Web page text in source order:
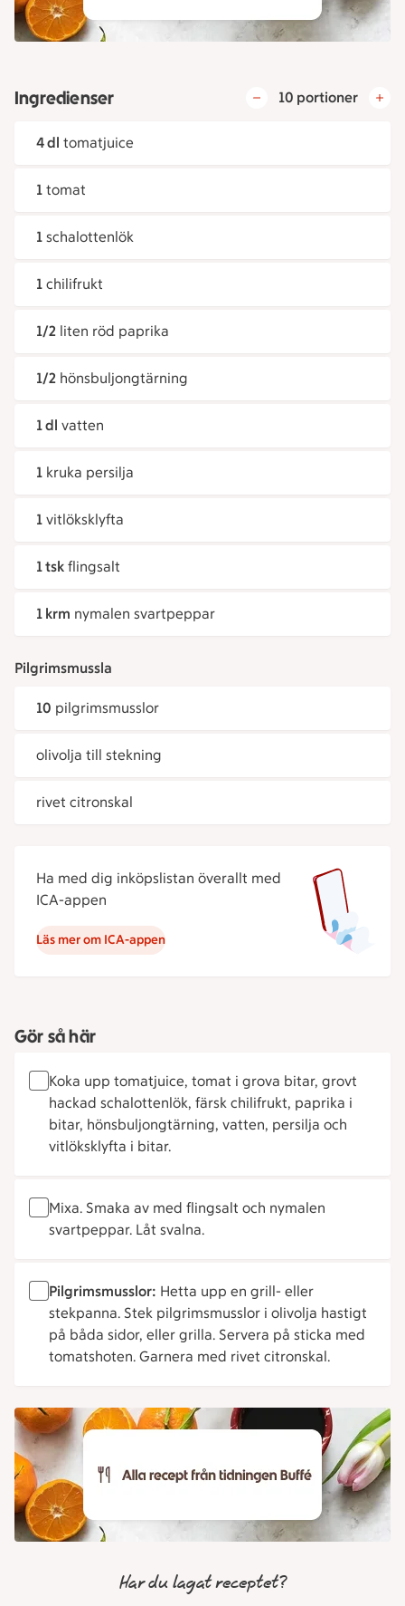
Ingredienser 10 portioner
4 dl tomatjuice
1 tomat
1 schalottenlök
1 chilifrukt
1/2 liten röd paprika
1/2 hönsbuljongtärning
1 dl vatten
1 kruka persilja
1 vitlöksklyfta
1 tsk flingsalt
1 krm nymalen svartpeppar
Pilgrimsmussla
10 pilgrimsmusslor
olivolja till stekning
rivet citronskal
Ha med dig inköpslistan överallt med
ICA-appen
Läs mer om ICA-appen
Gör så här
Koka upp tomatjuice, tomat i grova bitar, grovt
hackad schalottenlök, färsk chilifrukt, paprika i
bitar, hönsbuljongtärning, vatten, persilja och
vitlöksklyfta i bitar.
Mixa. Smaka av med flingsalt och nymalen
svartpeppar. Låt svalna.
Pilgrimsmusslor: Hetta upp en grill- eller
stekpanna. Stek pilgrimsmusslor i olivolja hastigt
på båda sidor, eller grilla. Servera på sticka med
tomatshoten. Garnera med rivet citronskal.
Har du lagat receptet?